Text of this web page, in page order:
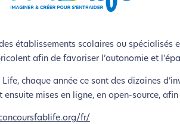
Si vous aussi vous
le parcourir dans son Mode
établissements scolaires ou spécialisés
afin de favoriser l’autonomie et
chaque année ce sont des dizaines
ensuite mises en ligne, en open-source,
fr/